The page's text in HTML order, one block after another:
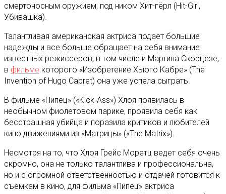
смертоносным оружием, под ником Хит-гёрл (Hit-Girl,
Убивашка).
Талантливая американская актриса подает большие
надежды и все больше обращает на себя внимание
известных режиссеров, в том числе и Мартина Скорцезе,
в фильме которого «Изобретение Хьюго Кабре» (The
Invention of Hugo Cabret) она уже успела сыграть.
В фильме «Пипец» («Kick-Ass») Хлоя появилась в
необычном фиолетовом парике, проявила себя как
бесстрашная убийца и поразила критиков и любителей
кино движениями из «Матрицы» («The Matrix»).
Несмотря на то, что Хлоя Грейс Моретц ведет себя очень
скромно, она не только талантлива и профессиональна,
но и с огромной ответственностью и отдачей готовится к
съемкам в кино, для фильма «Пипец» актриса